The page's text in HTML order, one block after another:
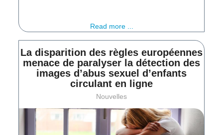
Read more ...
La disparition des règles européennes
menace de paralyser la détection des
images d’abus sexuel d’enfants
circulant en ligne
Nouvelles